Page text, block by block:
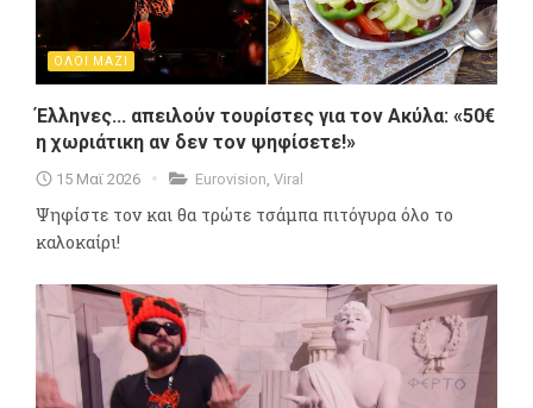
ΟΛΟΙ ΜΑΖΙ
Έλληνες... απειλούν τουρίστες για τον Ακύλα: «50€
η χωριάτικη αν δεν τον ψηφίσετε!»
15 Μαϊ 2026 Eurovision Viral
Ψηφίστε τον και θα τρώτε τσάμπα πιτόγυρα όλο το
καλοκαίρι!